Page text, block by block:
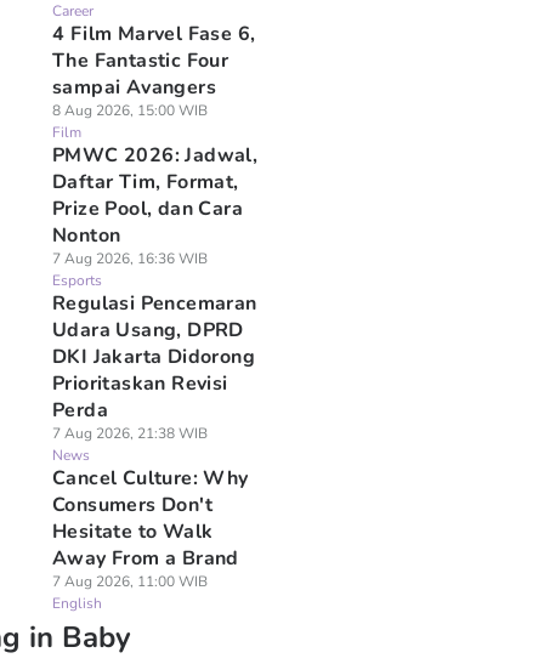
Career
4 Film Marvel Fase 6,
The Fantastic Four
sampai Avangers
8 Aug 2026, 15:00 WIB
Film
PMWC 2026: Jadwal,
Daftar Tim, Format,
Prize Pool, dan Cara
Nonton
7 Aug 2026, 16:36 WIB
Esports
Regulasi Pencemaran
Udara Usang, DPRD
DKI Jakarta Didorong
Prioritaskan Revisi
Perda
7 Aug 2026, 21:38 WIB
News
Cancel Culture: Why
Consumers Don't
Hesitate to Walk
Away From a Brand
7 Aug 2026, 11:00 WIB
English
in Baby